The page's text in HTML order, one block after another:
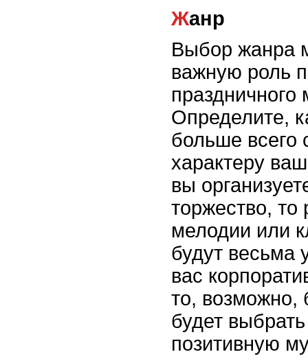
Жанр
Выбор жанра
важную роль
праздничного
Определите,
больше всего
характеру
вы
торжество, то
мелодии или
будут весьма
вас
то,
будет
позитивную